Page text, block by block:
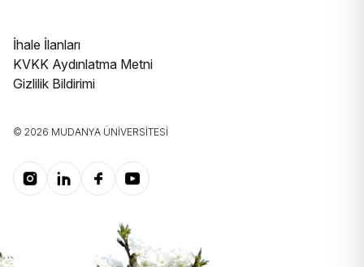
İhale İlanları
KVKK Aydınlatma Metni
Gizlilik Bildirimi
© 2026 MUDANYA ÜNIVERSITESI